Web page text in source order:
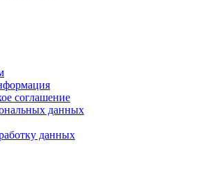
соглашение
данных
данных